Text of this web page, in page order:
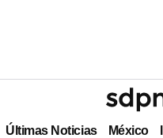
Últimas Noticias México